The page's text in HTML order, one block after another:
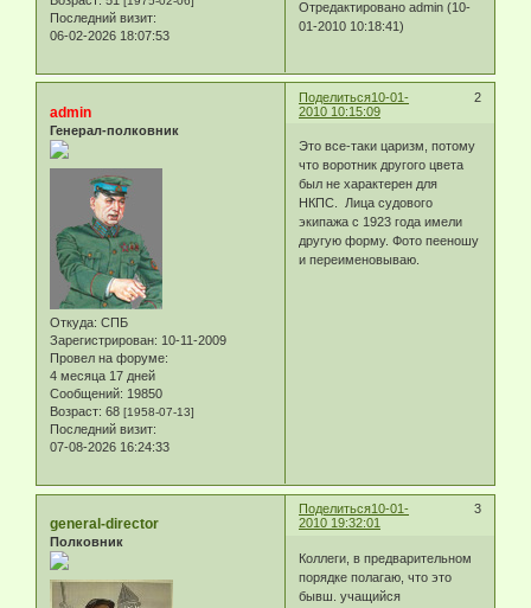
Последний визит:
06-02-2026 18:07:53
Отредактировано admin (10-
01-2010 10:18:41)
Поделиться 2
10-01-
2010 10:15:09
admin
Генерал-полковник
Откуда: СПБ
Зарегистрирован: 10-11-2009
Провел на форуме:
4 месяца 17 дней
Сообщений: 19850
Возраст: 68 [1958-07-13]
Последний визит:
07-08-2026 16:24:33
Это все-таки царизм, потому
что воротник другого цвета
был не характерен для
НКПС. Лица судового
экипажа с 1923 года имели
другую форму. Фото пееношу
и переименовываю.
Поделиться 3
10-01-
2010 19:32:01
general-director
Полковник
Коллеги, в предварительном
порядке полагаю, что это
бывш. учащийся